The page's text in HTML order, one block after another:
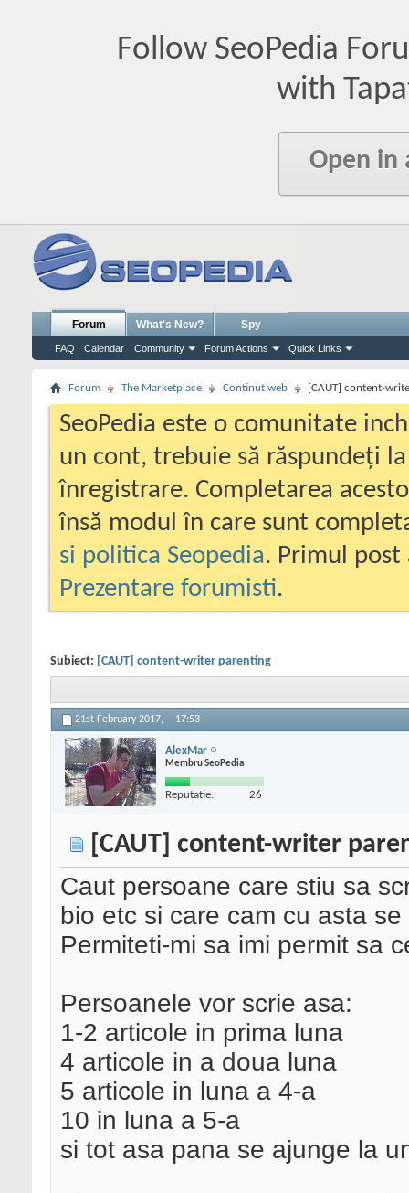
Follow SeoPedia
with
Open in
Forum
FAQ Calendar Community Forum Actions Quick Links
What's New? Spy
Forum The Marketplace Continut web [CAUT] content-
SeoPedia este o comunitate
un cont, trebuie să răspundeți
înregistrare. Completarea
însă modul în care sunt
si politica Seopedia. Primul
Prezentare forumisti.
Subiect: [CAUT] content-writer parenting
21st February 2017, 17:53
AlexMar
Membru SeoPedia
Reputatie: 26
[CAUT] content-writer
Caut persoane care stiu sa
bio etc si care cam cu asta
Permiteti-mi sa imi permit sa
Persoanele vor scrie asa:
1-2 articole in prima luna
4 articole in a doua luna
5 articole in luna a 4-a
10 in luna a 5-a
si tot asa pana se ajunge la